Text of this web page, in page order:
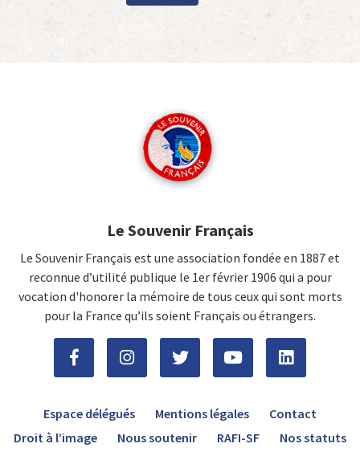
Le Souvenir Français
Le Souvenir Français est une association fondée en 1887 et
reconnue d’utilité publique le 1er février 1906 qui a pour
vocation d'honorer la mémoire de tous ceux qui sont morts
pour la France qu’ils soient Français ou étrangers.
Espace délégués Mentions légales
Contact
Droit à l’image
Nous soutenir RAFI-SF Nos statuts